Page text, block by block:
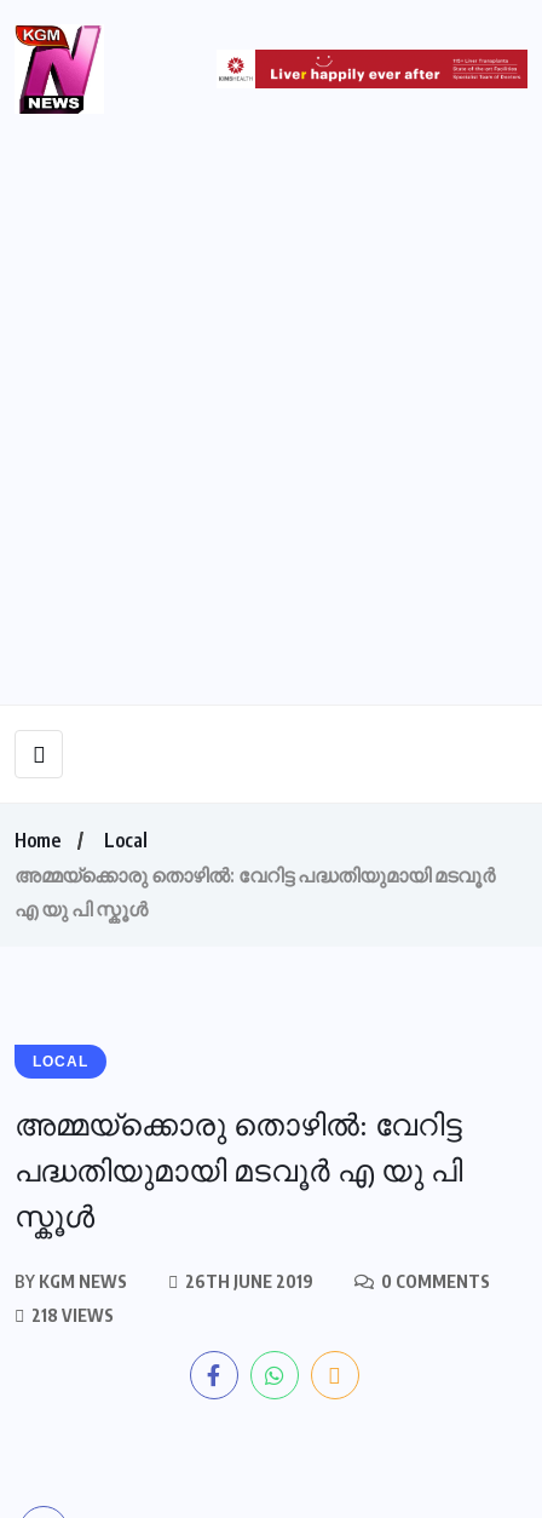
Home
Local
അമ്മയ്ക്കൊരു തൊഴിൽ: വേറിട്ട പദ്ധതിയുമായി മടവൂർ
എ യു പി സ്കൂൾ
LOCAL
അമ്മയ്ക്കൊരു തൊഴിൽ: വേറിട്ട
പദ്ധതിയുമായി മടവൂർ എ യു പി
സ്കൂൾ
BY KGM NEWS 26TH JUNE 2019
0 COMMENTS
218 VIEWS